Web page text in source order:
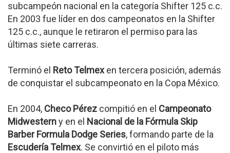
subcampeón nacional en la categoría Shifter 125 c.c.
En 2003 fue líder en dos campeonatos en la Shifter
125 c.c., aunque le retiraron el permiso para las
últimas siete carreras.
Terminó el Reto Telmexen tercera posición, además
de conquistar el subcampeonato en la Copa México.
En 2004, Checo Pérez compitió en el Campeonato
Midwesterny en el Nacional de la Fórmula Skip
Barber Formula Dodge Series, formando parte de la
Escudería Telmex. Se convirtió en el piloto más